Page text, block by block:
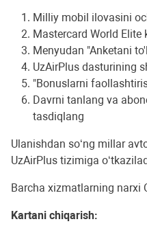
Milliy mobil ilovasini
Mastercard World Elite
Menyudan "Anketani
UzAirPlus dasturining
"Bonuslarni
Davrni tanlang va
tasdiqlang
Ulanishdan so‘ng millar
UzAirPlus tizimiga
Barcha xizmatlarning narxi
Kartani chiqarish: